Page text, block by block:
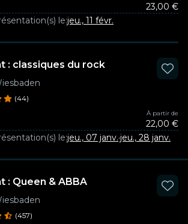
23,00 €
le:jeu., 11 févr.
: classiques du rock
(44)
À partir de
22,00 €
le:jeu., 07 janv.·jeu., 28 janv.
: Queen & ABBA
(457)